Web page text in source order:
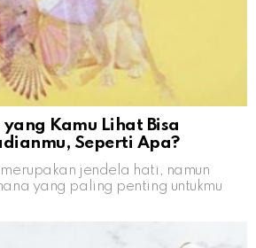
Kamu Lihat Bisa
Seperti Apa?
jendela hati, namun
yang paling penting untukmu